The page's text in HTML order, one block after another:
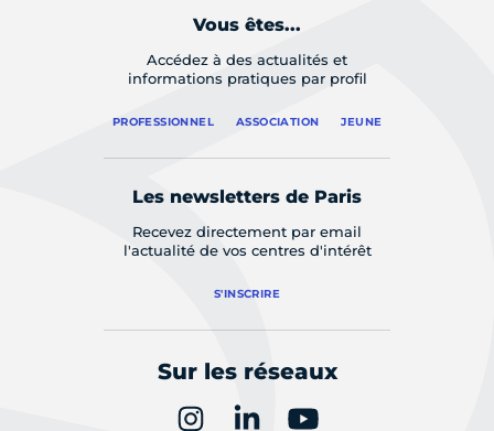
Vous êtes...
Accédez à des actualités et
informations pratiques par profil
PROFESSIONNEL ASSOCIATION JEUNE
Les newsletters de Paris
Recevez directement par email
l'actualité de vos centres d'intérêt
S'INSCRIRE
Sur les réseaux